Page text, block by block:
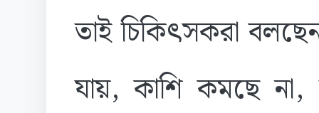
তাই চিকিৎসকরা
যায়, কাশি কমছে না,